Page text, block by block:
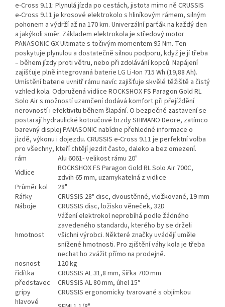
e-Cross 9.11: Plynulá jízda po cestách, jistota mimo ně CRUSSIS
e-Cross 9.11 je krosové elektrokolo s hliníkovým rámem, silným
pohonem a výdrží až na 170 km. Univerzální parťák na každý den
a jakýkoli směr. Základem elektrokola je středový motor
PANASONIC GX Ultimate s točivým momentem 95 Nm. Ten
poskytuje plynulou a dostatečně silnou podporu, když je jí třeba
– během jízdy proti větru, nebo při zdolávání kopců. Napájení
zajišťuje plně integrovaná baterie LG Li-Ion 715 Wh (19,88 Ah).
Umístění baterie uvnitř rámu navíc zajišťuje skvělé těžiště a čistý
vzhled kola. Odpružená vidlice ROCKSHOX FS Paragon Gold RL
Solo Air s možností uzamčení dodává komfort při přejíždění
nerovností i efektivitu během šlapání. O bezpečné zastavení se
postarají hydraulické kotoučové brzdy SHIMANO Deore, zatímco
barevný displej PANASONIC nabídne přehledné informace o
jízdě, výkonu i dojezdu. CRUSSIS e-Cross 9.11 je perfektní volba
pro všechny, kteří chtějí jezdit často, daleko a bez omezení.
rám
Alu 6061- velikost rámu 20"
Vidlice
ROCKSHOX FS Paragon Gold RL Solo Air 700C,
zdvih 65 mm, uzamykatelná z vidlice
Průměr kol
28"
Ráfky
CRUSSIS 28" disc, dvoustěnné, vložkované, 19 mm
Náboje
CRUSSIS disc, ložisko věneček, 32D
hmotnost
Vážení elektrokol neprobíhá podle žádného
zavedeného standardu, kterého by se drželi
všichni výrobci. Některé značky uvádějí uměle
snížené hmotnosti. Pro zjištění váhy kola je třeba
nechat ho zvážit přímo na prodejně.
nosnost
120 kg
řídítka
CRUSSIS AL 31,8 mm, šířka 700 mm
představec
CRUSSIS AL 80 mm, úhel 15°
gripy
CRUSSIS ergonomicky tvarované s objímkou
hlavové